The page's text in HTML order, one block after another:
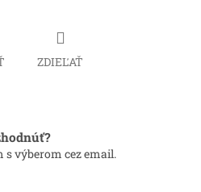
ZDIEĽAŤ
s výberom cez email.